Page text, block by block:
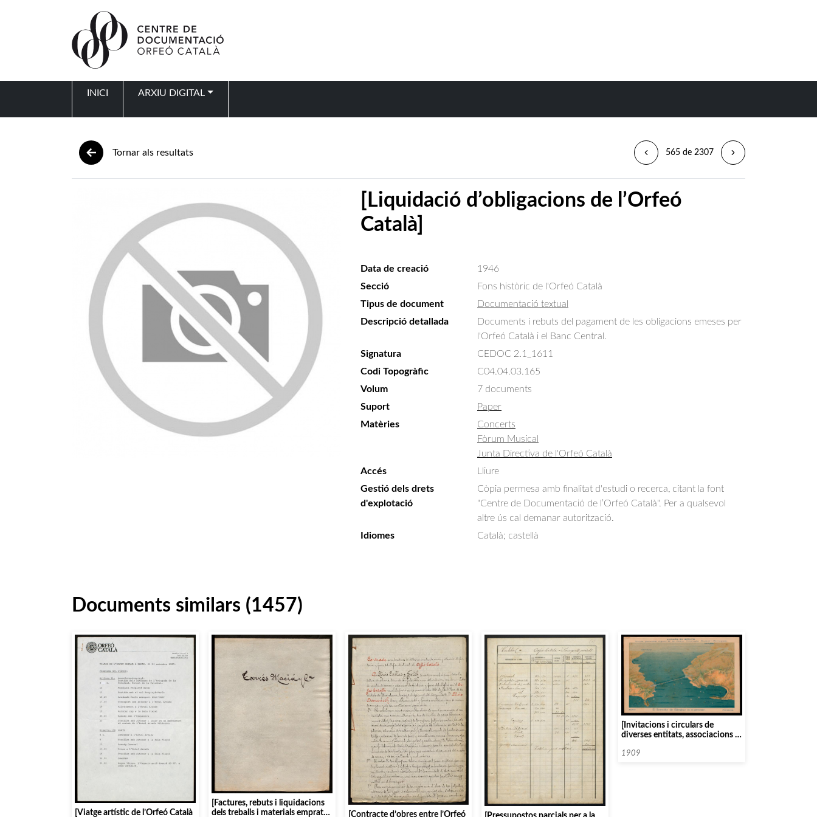
INICI ARXIU DIGITAL
Tornar als resultats 565 de 2307
[Liquidació d’obligacions de l’Orfeó
Català]
Data de creació
1946
Secció
Fons històric de l'Orfeó Català
Tipus de document
Documentació textual
Descripció detallada
Documents i rebuts del pagament de les obligacions emeses per
l'Orfeó Català i el Banc Central.
Signatura
CEDOC 2.1_1611
Codi Topogràfic
C04.04.03.165
Volum
7 documents
Suport
Paper
Matèries
Concerts
Fòrum Musical
Junta Directiva de l'Orfeó Català
Accés
Lliure
Gestió dels drets
d'explotació
Còpia permesa amb finalitat d'estudi o recerca, citant la font
"Centre de Documentació de l’Orfeó Català". Per a qualsevol
altre ús cal demanar autorització.
Idiomes
Català; castellà
Documents similars (1457)
[Viatge artístic de l’Orfeó Català
[Factures, rebuts i liquidacions
dels treballs i materials emprats
[Contracte d’obres entre l’Orfeó
[Invitacions i circulars de
diverses entitats, associacions i
1909